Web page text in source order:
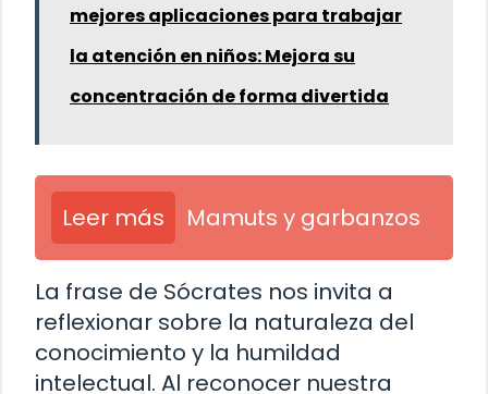
mejores aplicaciones para trabajar
la atención en niños: Mejora su
concentración de forma divertida
Leer más Mamuts y garbanzos
La frase de Sócrates nos invita a
reflexionar sobre la naturaleza del
conocimiento y la humildad
intelectual. Al reconocer nuestra